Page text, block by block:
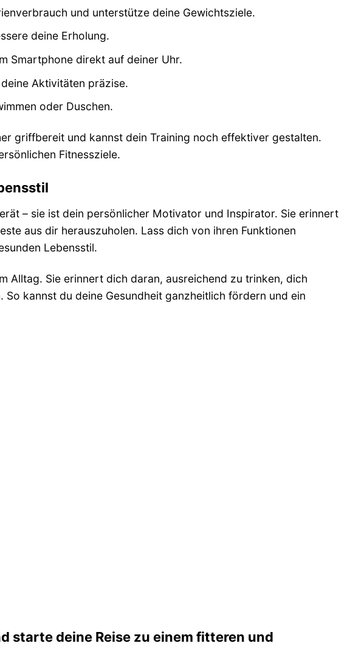
und unterstütze deine Gewichtsziele.
deine Erholung.
Smartphone direkt auf deiner Uhr.
Aktivitäten präzise.
oder Duschen.
griffbereit und kannst dein Training noch effektiver gestalten.
Fitnessziele.
– sie ist dein persönlicher Motivator und Inspirator. Sie erinnert
aus dir herauszuholen. Lass dich von ihren Funktionen
Lebensstil.
Alltag. Sie erinnert dich daran, ausreichend zu trinken, dich
kannst du deine Gesundheit ganzheitlich fördern und ein
starte deine Reise zu einem fitteren und